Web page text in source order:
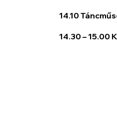
14.10
14.30 – 15.00